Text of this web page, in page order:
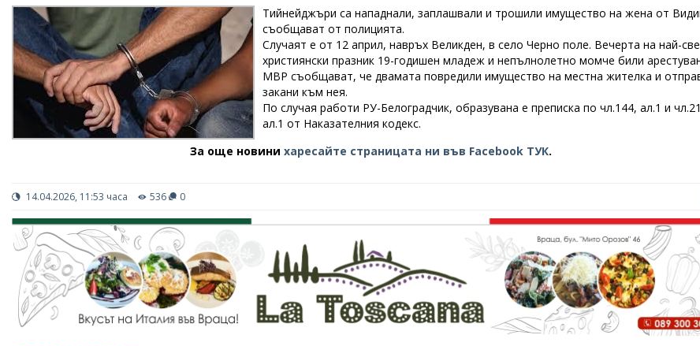
Тийнейджъри са нападнали, заплашвали и трошили имущество на жена от
съобщават от полицията.
Случаят е от 12 април, навръх Великден, в село Черно поле. Вечерта на най-
християнски празник 19-годишен младеж и непълнолетно момче били
МВР съобщават, че двамата повредили имущество на местна жителка и
закани към нея.
По случая работи РУ-Белоградчик, образувана е преписка по чл.144, ал.1 и
ал.1 от Наказателния кодекс.
За още новинихаресайте страницата ни във Facebook ТУК.
14.04.2026, 11:53 часа 536 0